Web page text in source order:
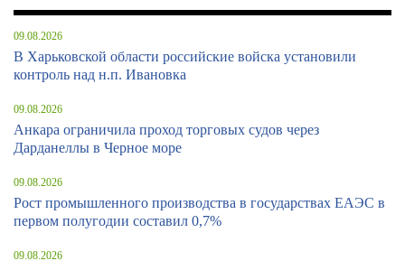
09.08.2026
В Харьковской области российские войска установили
контроль над н.п. Ивановка
09.08.2026
Анкара ограничила проход торговых судов через
Дарданеллы в Черное море
09.08.2026
Рост промышленного производства в государствах ЕАЭС в
первом полугодии составил 0,7%
09.08.2026